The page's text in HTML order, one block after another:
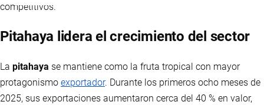
competitivos.
Pitahaya lidera el crecimiento del sector
La pitahaya se mantiene como la fruta tropical con mayor
protagonismo exportador. Durante los primeros ocho meses de
2025, sus exportaciones aumentaron cerca del 40 % en valor,